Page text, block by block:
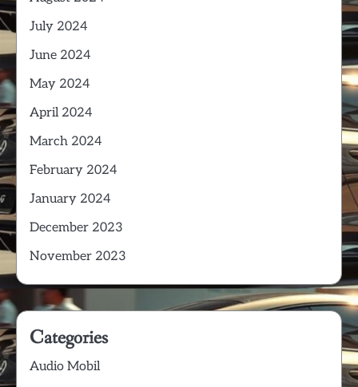
July 2024
June 2024
May 2024
April 2024
March 2024
February 2024
January 2024
December 2023
November 2023
Categories
Audio Mobil